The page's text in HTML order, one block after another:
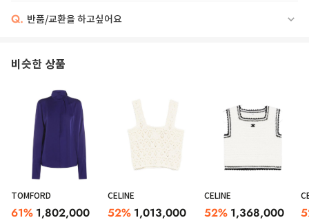
Q. 반품/교환을 하고싶어요
비슷한 상품
TOMFORD
61% 1,802,000
CELINE
52% 1,013,000
CELINE
52% 1,368,000